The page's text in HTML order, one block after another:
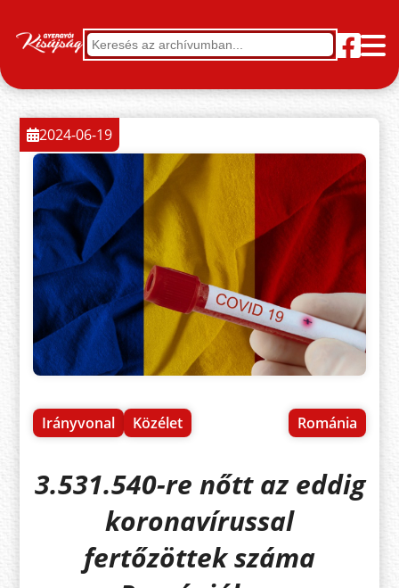
Irányvonal Közélet Románia
2024-06-19
3.531.540-re nőtt az eddig
koronavírussal
fertőzöttek száma